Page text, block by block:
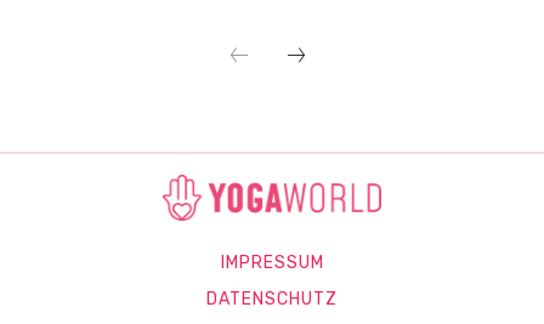
IMPRESSUM
DATENSCHUTZ